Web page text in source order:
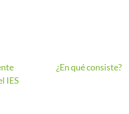
IES
¿En qué consiste?